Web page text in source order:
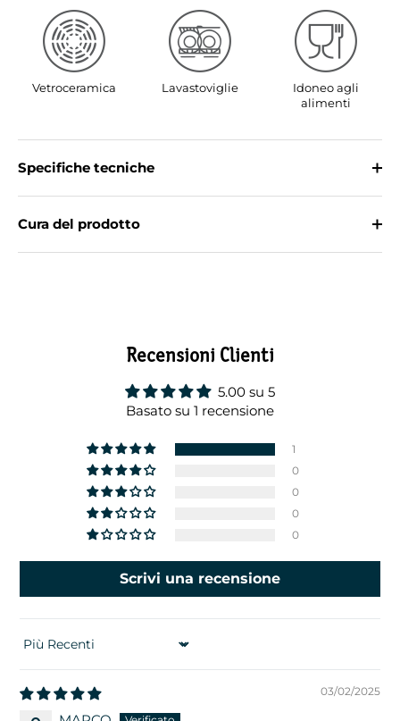
Vetroceramica Lavastoviglie
Idoneo agli
alimenti
Specifiche tecniche
Cura del prodotto
Recensioni Clienti
5.00 su 5
Basato su 1 recensione
1
0
0
0
0
Scrivi una recensione
SORT BY
03/02/2025